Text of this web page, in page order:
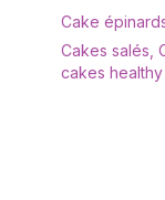
Cake
Cakes salés
cakes